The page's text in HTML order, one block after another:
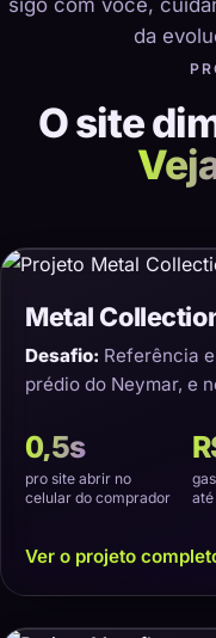
da
O site
Metal
Desafio: Referência
prédio do Neymar, e
0,5s
pro site abrir no
celular do comprador
Ver o projeto